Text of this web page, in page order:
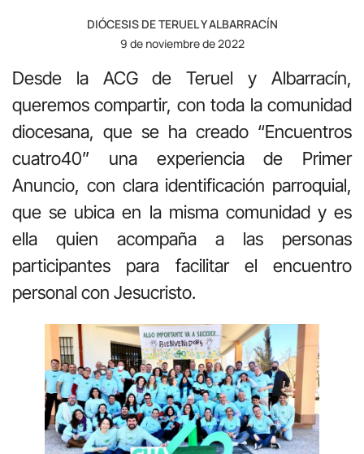
DIÓCESIS DE TERUEL Y ALBARRACÍN
9 de noviembre de 2022
Desde la ACG de Teruel y Albarracín,
queremos compartir, con toda la comunidad
diocesana, que se ha creado “Encuentros
cuatro40” una experiencia de Primer
Anuncio, con clara identificación parroquial,
que se ubica en la misma comunidad y es
ella quien acompaña a las personas
participantes para facilitar el encuentro
personal con Jesucristo.